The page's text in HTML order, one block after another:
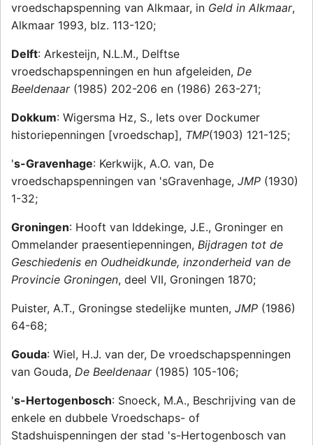
vroedschapspenning van Alkmaar, in Geld in Alkmaar,
Alkmaar 1993, blz. 113-120;
Delft: Arkesteijn, N.L.M., Delftse
vroedschapspenningen en hun afgeleiden, De
Beeldenaar (1985) 202-206 en (1986) 263-271;
Dokkum: Wigersma Hz, S., Iets over Dockumer
historiepenningen [vroedschap], TMP(1903) 121-125;
's-Gravenhage: Kerkwijk, A.O. van, De
vroedschapspenningen van 'sGravenhage, JMP (1930)
1-32;
Groningen: Hooft van Iddekinge, J.E., Groninger en
Ommelander praesentiepenningen, Bijdragen tot de
Geschiedenis en Oudheidkunde, inzonderheid van de
Provincie Groningen, deel VII, Groningen 1870;
Puister, A.T., Groningse stedelijke munten, JMP (1986)
64-68;
Gouda: Wiel, H.J. van der, De vroedschapspenningen
van Gouda, De Beeldenaar (1985) 105-106;
's-Hertogenbosch: Snoeck, M.A., Beschrijving van de
enkele en dubbele Vroedschaps- of
Stadshuispenningen der stad 's-Hertogenbosch van